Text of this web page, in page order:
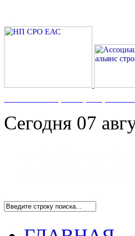
Сегодня 07